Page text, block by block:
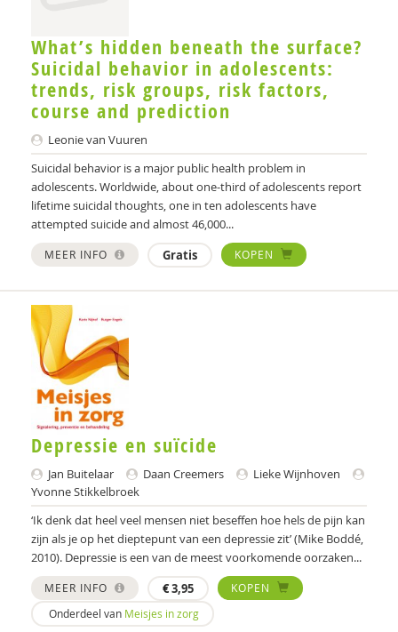
What’s hidden beneath the surface?
Suicidal behavior in adolescents:
trends, risk groups, risk factors,
course and prediction
Leonie van Vuuren
Suicidal behavior is a major public health problem in
adolescents. Worldwide, about one-third of adolescents report
lifetime suicidal thoughts, one in ten adolescents have
attempted suicide and almost 46,000...
MEER INFO Gratis KOPEN
Depressie en suïcide
Jan Buitelaar Daan Creemers
Lieke Wijnhoven
Yvonne Stikkelbroek
‘Ik denk dat heel veel mensen niet beseffen hoe hels de pijn kan
zijn als je op het dieptepunt van een depressie zit’ (Mike Boddé,
2010). Depressie is een van de meest voorkomende oorzaken...
MEER INFO €3,95
KOPEN
Onderdeel van Meisjes in zorg